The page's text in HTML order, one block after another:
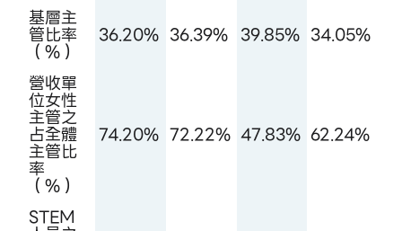
基層主
管比率
（%）
36.20% 36.39% 39.85% 34.05%
營收單
位女性
主管之
占全體
主管比
率
（%）
74.20% 72.22% 47.83% 62.24%
STEM